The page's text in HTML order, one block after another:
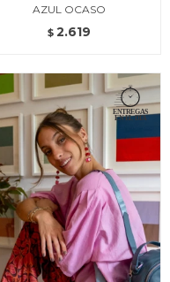
AZUL OCASO
$ 2.619